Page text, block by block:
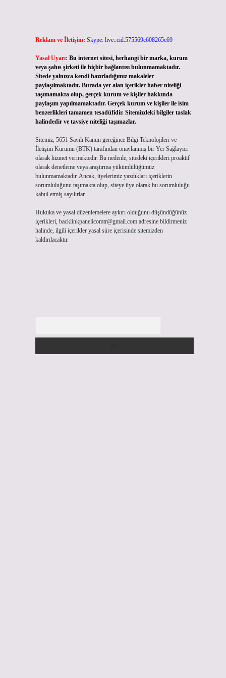
Reklam ve İletişim: Skype: live:.cid.575569c608265c69
Yasal Uyarı: Bu internet sitesi, herhangi bir marka, kurum
veya şahıs şirketi ile hiçbir bağlantısı bulunmamaktadır.
Sitede yalnızca kendi hazırladığımız makaleler
paylaşılmaktadır. Burada yer alan içerikler haber niteliği
taşımamakta olup, gerçek kurum ve kişiler hakkında
paylaşım yapılmamaktadır. Gerçek kurum ve kişiler ile isim
benzerlikleri tamamen tesadüfidir. Sitemizdeki bilgiler taslak
halindedir ve tavsiye niteliği taşımazlar.
Sitemiz, 5651 Sayılı Kanun gereğince Bilgi Teknolojileri ve
İletişim Kurumu (BTK) tarafından onaylanmış bir Yer Sağlayıcı
olarak hizmet vermektedir. Bu nedenle, sitedeki içerikleri proaktif
olarak denetleme veya araştırma yükümlülüğümüz
bulunmamaktadır. Ancak, üyelerimiz yazdıkları içeriklerin
sorumluluğunu taşımakta olup, siteye üye olarak bu sorumluluğu
kabul etmiş sayılırlar.
Hukuka ve yasal düzenlemelere aykırı olduğunu düşündüğünüz
içerikleri, backlinkpanelicomtr@gmail.comadresine bildirmeniz
halinde, ilgili içerikler yasal süre içerisinde sitemizden
kaldırılacaktır.